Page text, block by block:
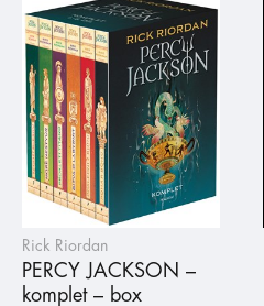
Rick Riordan
PERCY JACKSON –
komplet – box